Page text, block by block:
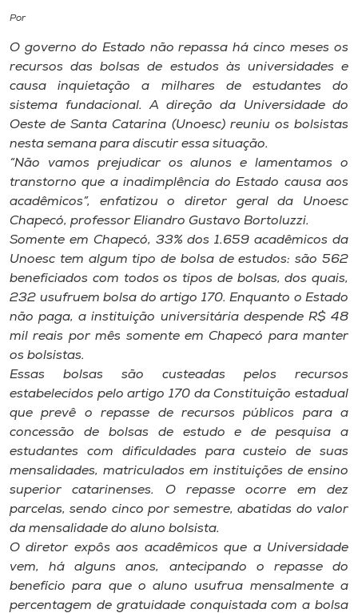
Cultura
CPA
Biblioteca
Editora
Rádio
Museu
Unoesc
Store
Selecione
o idioma
A-
Por
O governo do Estado não repassa há cinco meses os
recursos das bolsas de estudos às universidades e
causa inquietação a milhares de estudantes do
sistema fundacional. A direção da Universidade do
Oeste de Santa Catarina (Unoesc) reuniu os bolsistas
nesta semana para discutir essa situação.
“Não vamos prejudicar os alunos e lamentamos o
transtorno que a inadimplência do Estado causa aos
acadêmicos”, enfatizou o diretor geral da Unoesc
Chapecó, professor Eliandro Gustavo Bortoluzzi.
Somente em Chapecó, 33% dos 1.659 acadêmicos da
Unoesc tem algum tipo de bolsa de estudos: são 562
beneficiados com todos os tipos de bolsas, dos quais,
232 usufruem bolsa do artigo 170. Enquanto o Estado
não paga, a instituição universitária despende R$ 48
mil reais por mês somente em Chapecó para manter
os bolsistas.
Essas bolsas são custeadas pelos recursos
estabelecidos pelo artigo 170 da Constituição estadual
que prevê o repasse de recursos públicos para a
concessão de bolsas de estudo e de pesquisa a
estudantes com dificuldades para custeio de suas
mensalidades, matriculados em instituições de ensino
superior catarinenses. O repasse ocorre em dez
parcelas, sendo cinco por semestre, abatidas do valor
da mensalidade do aluno bolsista.
O diretor expôs aos acadêmicos que a Universidade
vem, há alguns anos, antecipando o repasse do
benefício para que o aluno usufrua mensalmente a
percentagem de gratuidade conquistada com a bolsa